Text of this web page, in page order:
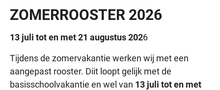
ZOMERROOSTER 2026
13 juli tot en met 21 augustus 2026
Tijdens de zomervakantie werken wij met een
aangepast rooster. Diit loopt gelijk met de
basisschoolvakantie en wel van 13 juli tot en met